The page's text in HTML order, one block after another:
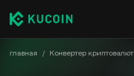
главная / Конвертер криптовалют